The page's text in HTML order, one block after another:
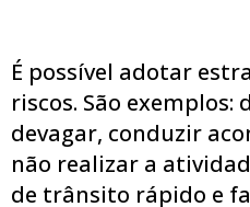
É possível adotar
riscos. São
devagar, conduzir
não realizar a
de trânsito rápido e